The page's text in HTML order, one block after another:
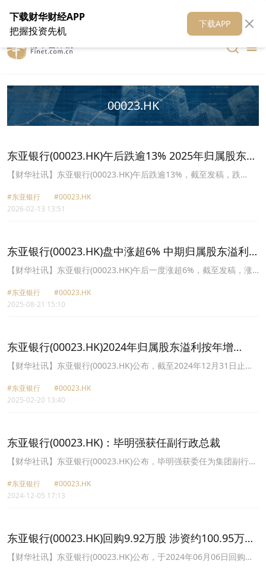
在线客服 关于我们 财华媒体矩阵 财华智库
00023.HK
东亚银行(00023.HK)午后跌逾13% 2025年归属股东溢
利同比减少24.02% 第二次中期息0.22港元​
​【财华社讯】东亚银行(00023.HK)午后跌逾13%，截至发稿，跌
12月31日止年度，利息收入329.68亿港元，同比减少17.18%；经营
收入210.19亿港元，同比增长0.19%；归属股东溢利35.01亿港元，
收入减少7.3%至153.22亿港元。由于利率下跌，净息差按年收窄19
个基点，由2.09%下降至1.9%。
#东亚银行
#00023.HK
2026-02-13 13:51
东亚银行(00023.HK)盘中涨超6% 中期归属股东溢利
同比增14% 派息0.39港元
【财华社讯】东亚银行(00023.HK)午后一度涨超6%，截至发稿，涨
月，利息收入168.97亿港元，同比减少17.09%；净利息收入73.44亿
港元，同比减少10.74%；归属股东溢利24.07亿港元，同比增加
#东亚银行
#00023.HK
2025-08-21 15:10
东亚银行(00023.HK)2024年归属股东溢利按年增
11.9% 第二次中期息0.38港元
【财华社讯】东亚银行(00023.HK)公布，截至2024年12月31日止年
港元，按年减少2.04%；归属于集团股东的溢利46.08亿港元，按年
增加11.9%；每股基本盈利1.52港元。第二次中期股息每股0.38港
4.0%。核心业务继续表现平稳。尽管经营环境充满挑战，拨备前经营
溢利保持稳定，为113.45亿港元。
#东亚银行
#00023.HK
2025-02-20 13:40
东亚银行(00023.HK)：毕明强获任副行政总裁
【财华社讯】东亚银行(00023.HK)公布，毕明强获委任为集团副行政
自2024年12月5日起生效。
#东亚银行
#00023.HK
2024-12-05 17:13
东亚银行(00023.HK)回购9.92万股 涉资约100.95万港
元
【财华社讯】东亚银行(00023.HK)公布，于2024年06月06日回购
下载财华财经APP
把握投资先机
下载APP